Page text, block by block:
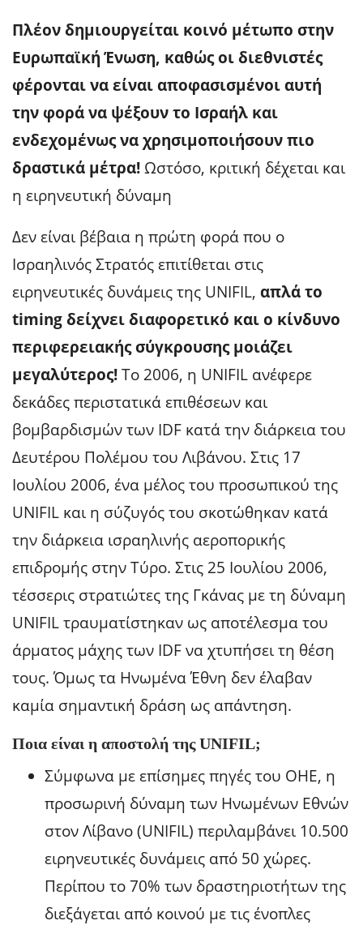
Πλέον δημιουργείται κοινό μέτωπο στην
Ευρωπαϊκή Ένωση, καθώς οι διεθνιστές
φέρονται να είναι αποφασισμένοι αυτή
την φορά να ψέξουν το Ισραήλ και
ενδεχομένως να χρησιμοποιήσουν πιο
δραστικά μέτρα!Ωστόσο, κριτική δέχεται και
η ειρηνευτική δύναμη
Δεν είναι βέβαια η πρώτη φορά που ο
Ισραηλινός Στρατός επιτίθεται στις
ειρηνευτικές δυνάμεις της UNIFIL, απλά το
timing δείχνει διαφορετικό και ο κίνδυνο
περιφερειακής σύγκρουσης μοιάζει
μεγαλύτερος!Το 2006, η UNIFIL ανέφερε
δεκάδες περιστατικά επιθέσεων και
βομβαρδισμών των IDF κατά την διάρκεια του
Δευτέρου Πολέμου του Λιβάνου. Στις 17
Ιουλίου 2006, ένα μέλος του προσωπικού της
UNIFIL και η σύζυγός του σκοτώθηκαν κατά
την διάρκεια ισραηλινής αεροπορικής
επιδρομής στην Τύρο. Στις 25 Ιουλίου 2006,
τέσσερις στρατιώτες της Γκάνας με τη δύναμη
UNIFIL τραυματίστηκαν ως αποτέλεσμα του
άρματος μάχης των IDF να χτυπήσει τη θέση
τους. Όμως τα Ηνωμένα Έθνη δεν έλαβαν
καμία σημαντική δράση ως απάντηση.
Ποια είναι η αποστολή της UNIFIL;
Σύμφωνα με επίσημες πηγές του ΟΗΕ, η
προσωρινή δύναμη των Ηνωμένων Εθνών
στον Λίβανο (UNIFIL) περιλαμβάνει 10.500
ειρηνευτικές δυνάμεις από 50 χώρες.
Περίπου το 70% των δραστηριοτήτων της
διεξάγεται από κοινού με τις ένοπλες